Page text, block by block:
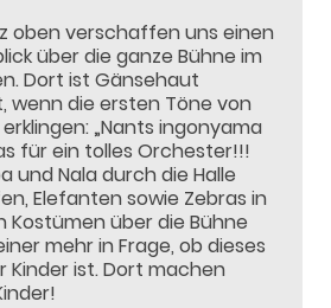
oben verschaffen uns einen
über die ganze Bühne im
Dort ist Gänsehaut
wenn die ersten Töne von
erklingen: „Nants ingonyama
für ein tolles Orchester!!!
und Nala durch die Halle
Elefanten sowie Zebras in
Kostümen über die Bühne
mehr in Frage, ob dieses
Kinder ist. Dort machen